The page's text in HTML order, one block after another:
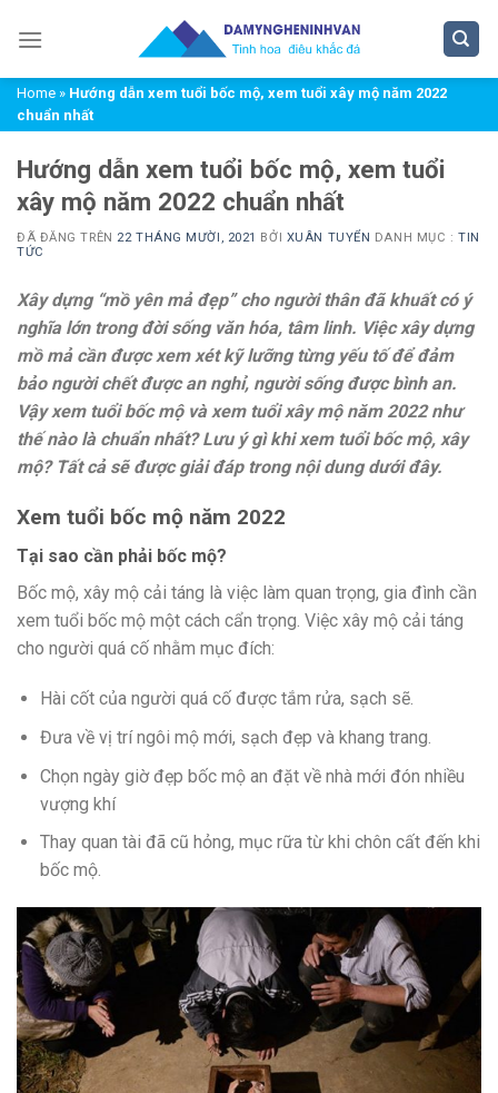
đến
dungHome » Hướng dẫn xem tuổi bốc mộ, xem tuổi xây mộ năm 2022
chuẩn nhất
Hướng dẫn xem tuổi bốc mộ, xem tuổi
xây mộ năm 2022 chuẩn nhất
ĐÃ ĐĂNG TRÊN 22 THÁNG MƯỜI, 2021 BỞI XUÂN TUYỂN DANH MỤC :TIN
TỨC
Xây dựng “mồ yên mả đẹp” cho người thân đã khuất có ý
nghĩa lớn trong đời sống văn hóa, tâm linh. Việc xây dựng
mồ mả cần được xem xét kỹ lưỡng từng yếu tố để đảm
bảo người chết được an nghỉ, người sống được bình an.
Vậy xem tuổi bốc mộ và xem tuổi xây mộ năm 2022 như
thế nào là chuẩn nhất? Lưu ý gì khi xem tuổi bốc mộ, xây
mộ? Tất cả sẽ được giải đáp trong nội dung dưới đây.
Xem tuổi bốc mộ năm 2022
Tại sao cần phải bốc mộ?
Bốc mộ, xây mộ cải táng là việc làm quan trọng, gia đình cần
xem tuổi bốc mộ một cách cẩn trọng. Việc xây mộ cải táng
cho người quá cố nhằm mục đích:
Hài cốt của người quá cố được tắm rửa, sạch sẽ.
Đưa về vị trí ngôi mộ mới, sạch đẹp và khang trang.
Chọn ngày giờ đẹp bốc mộ an đặt về nhà mới đón nhiều
vượng khí
Thay quan tài đã cũ hỏng, mục rữa từ khi chôn cất đến khi
bốc mộ.